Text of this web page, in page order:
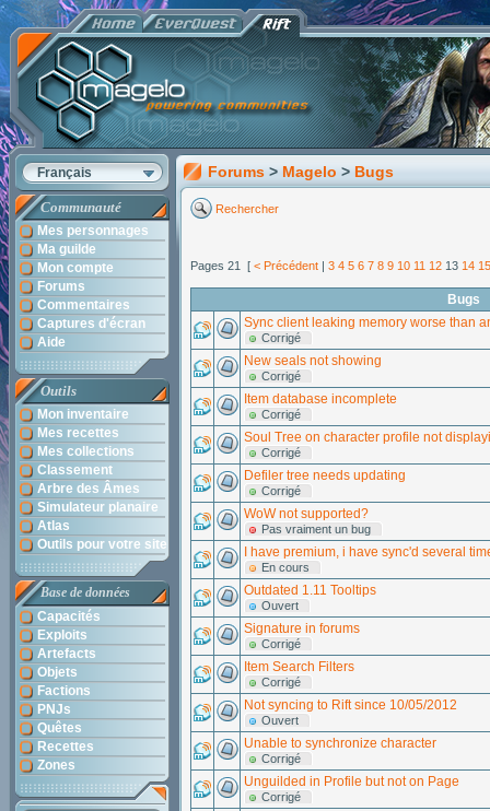
Français
Communauté
Mes personnages
Ma guilde
Mon compte
Forums
Commentaires
Captures d'écran
Aide
Outils
Mon inventaire
Mes recettes
Mes collections
Classement
Arbre des Âmes
Simulateur planaire
Atlas
Outils pour votre site
Base de données
Capacités
Exploits
Artefacts
Objets
Factions
PNJs
Quêtes
Recettes
Zones
Forums > Magelo > Bugs
Rechercher
Pages 21 [ < Précédent | 3 4 5 6 7 8 9 10 11 12 13 14 15
Bugs
Sync client leaking memory worse than
Corrigé
New seals not showing
Corrigé
Item database incomplete
Corrigé
Soul Tree on character profile not
Corrigé
Defiler tree needs updating
Corrigé
WoW not supported?
Pas vraiment un bug
I have premium, i have sync'd several
En cours
Outdated 1.11 Tooltips
Ouvert
Signature in forums
Corrigé
Item Search Filters
Corrigé
Not syncing to Rift since 10/05/2012
Ouvert
Unable to synchronize character
Corrigé
Unguilded in Profile but not on Page
Corrigé